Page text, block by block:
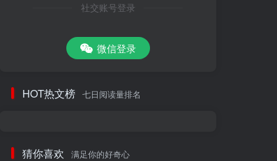
社交账号登录
微信登录
HOT热文榜 七日阅读量排名
猜你喜欢 满足你的好奇心